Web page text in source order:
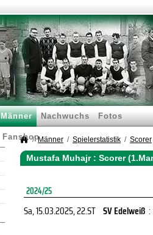
Männer Nachwuchs Fotos
FanshopMänner Spielerstatistik Scorer
Mustafa Muhajr : Scorer
2024/25
Sa, 15.03.2025, 22.ST SV Edelweiß :